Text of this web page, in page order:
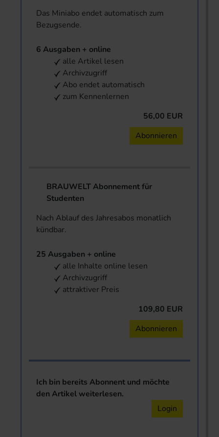
Das Miniabo endet automatisch zum
Bezugsende.
6 Ausgaben + online
alle Artikel lesen
Archivzugriff
Abo endet automatisch
zum Kennenlernen
56,00 EUR
Abonnieren
BRAUWELT Abonnement für
Studenten
Nach Ablauf des Jahresabos monatlich
kündbar.
25 Ausgaben + online
alle Inhalte online lesen
Archivzugriff
attraktiver Preis
109,80 EUR
Abonnieren
Ich bin bereits Abonnent und möchte
den Artikel weiterlesen.
Login